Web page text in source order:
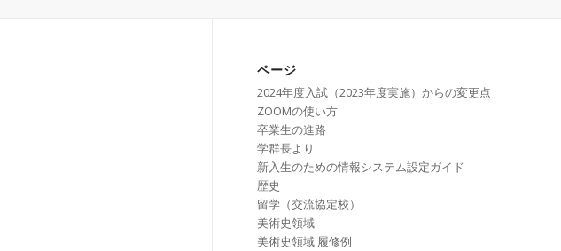
ページ
2024年度入試（2023年度実施）からの変更点
ZOOMの使い方
卒業生の進路
学群長より
新入生のための情報システム設定ガイド
歴史
留学（交流協定校）
美術史領域
美術史領域 履修例